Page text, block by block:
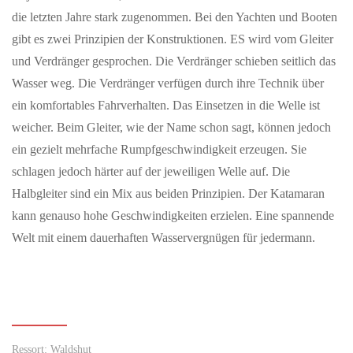
MAI 14, 2026
Garten?
Wildbiene + Partner ruft am Weltbienentag zur ersten App-
basierten Wildbienen-Zählung auf Konstanz – Wer gerade
aufmerksam durch den Garten…
MAI 08, 2026
Naturpark-Markt am Freilichtmuseum Klausenhof
MAI 07, 2026
die letzten Jahre stark zugenommen. Bei den Yachten und Booten
gibt es zwei Prinzipien der Konstruktionen. ES wird vom Gleiter
und Verdränger gesprochen. Die Verdränger schieben seitlich das
Wasser weg. Die Verdränger verfügen durch ihre Technik über
ein komfortables Fahrverhalten. Das Einsetzen in die Welle ist
weicher. Beim Gleiter, wie der Name schon sagt, können jedoch
ein gezielt mehrfache Rumpfgeschwindigkeit erzeugen. Sie
schlagen jedoch härter auf der jeweiligen Welle auf. Die
Halbgleiter sind ein Mix aus beiden Prinzipien. Der Katamaran
kann genauso hohe Geschwindigkeiten erzielen. Eine spannende
Welt mit einem dauerhaften Wasservergnügen für jedermann.
Ressort: Waldshut